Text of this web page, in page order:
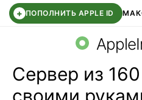
+ ПОПОЛНИТЬ APPLE ID
WB КЛУБIOS 26.6 DDE
Сервер из